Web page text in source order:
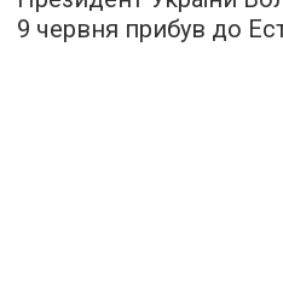
9 червня прибув до